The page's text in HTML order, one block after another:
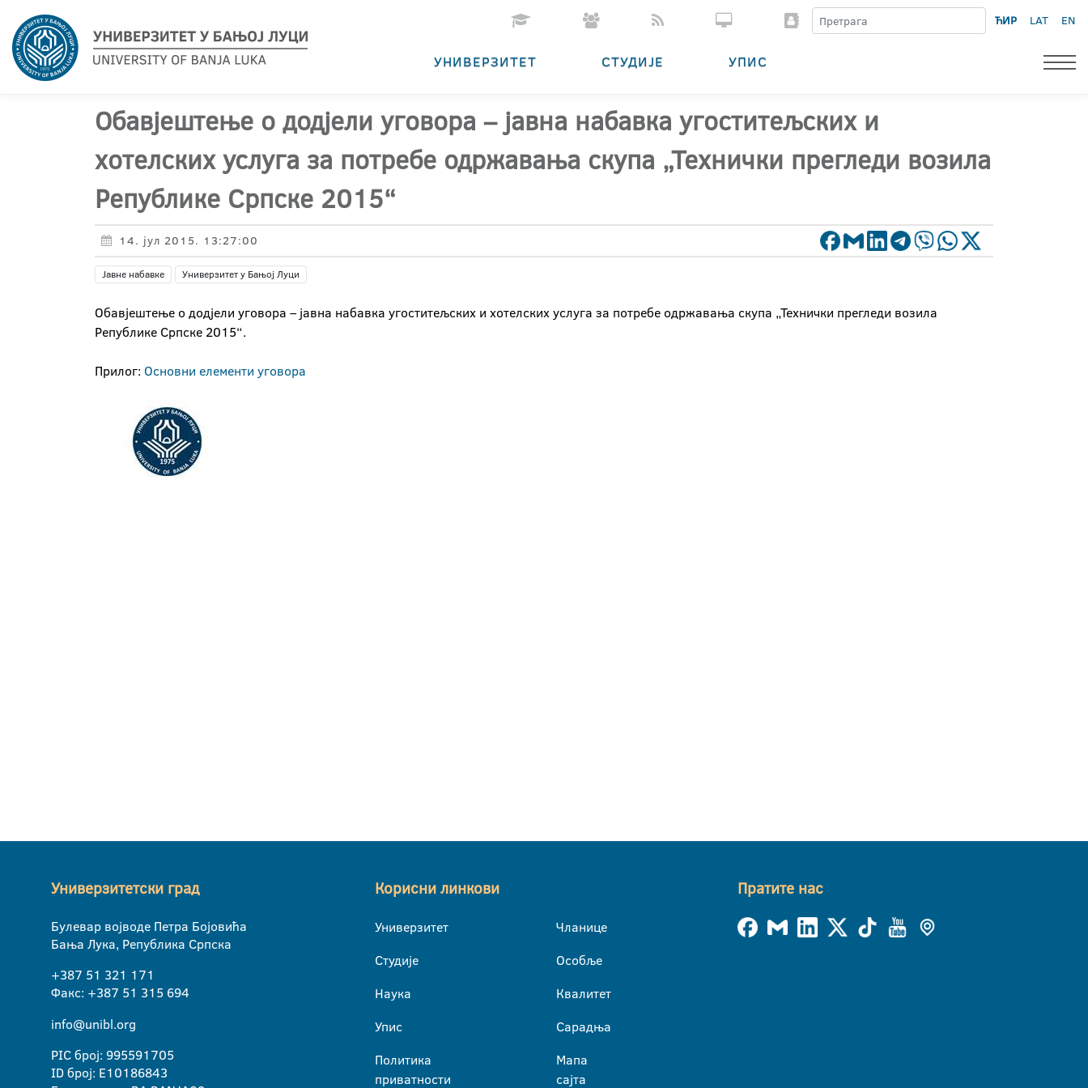
ЋИР LAT EN
УНИВЕРЗИТЕТ СТУДИЈЕ УПИС
Обавјештење о додјели уговора – јавна набавка угоститељских и
хотелских услуга за потребе одржавања скупа „Технички прегледи возила
Републике Српске 2015“
14. јул 2015. 13:27:00
Јавне набавке Универзитет у Бањој Луци
Обавјештење о додјели уговора – јавна набавка угоститељских и хотелских услуга за потребе одржавања скупа „Технички прегледи возила
Републике Српске 2015“.
Прилог: Основни елементи уговора
Универзитетски град
Булевар војводе Петра Бојовића
Бања Лука, Република Српска
+387 51 321 171
Факс: +387 51 315 694
info@unibl.org
PIC број: 995591705
ID број: E10186843
Корисни линкови
Универзитет
Студије
Наука
Упис
Политика
приватности
Чланице
Особље
Квалитет
Сарадња
Мапа
сајта
Пратите нас